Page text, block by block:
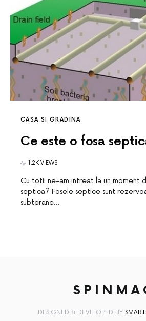
CASA SI GRADINA
Ce este o fosa
1.2K VIEWS
Cu totii ne-am intreat la un moment
septica? Fosele septice sunt
subterane…
DESIGNED & DEVELOPED BY